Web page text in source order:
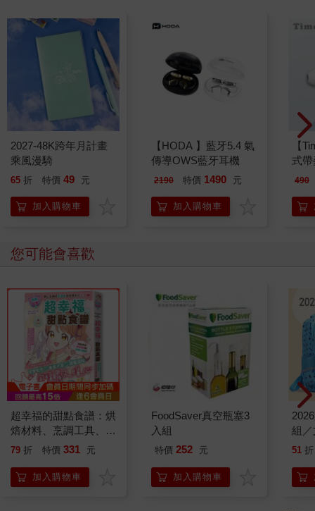
2027-48K跨年月計畫
乘風漫騎
65 折 特價 49 元
加入購物車
【HODA 】藍牙5.4 氣
傳導OWS藍牙耳機
2190 特價 1490 元
加入購物車
【
式
15
490
您可能會喜歡
超幸福的甜點食譜：烘
焙材料、烹調工具、可
愛配色【閃亮女孩6】
79 折 特價 331 元
加入購物車
FoodSaver真空瓶塞3
入組
特價 252 元
加入購物車
組
51 折